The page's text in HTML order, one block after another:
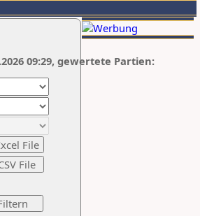
09:29, gewertete Partien: